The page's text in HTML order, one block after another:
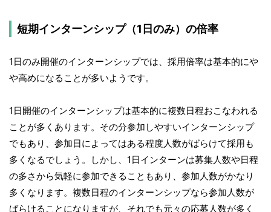
短期インターンシップ（1日のみ）の倍率
1日のみ開催のインターンシップでは、採用倍率は基本的にや
や高めになることが多いようです。
1日開催のインターンシップは基本的に複数日程おこなわれる
ことが多くあります。その分参加しやすいインターンシップ
でもあり、参加日によってはある程度人数がばらけて採用も
多くなるでしょう。しかし、1日インターンは募集人数や日程
の多さから気軽に参加できることもあり、参加人数がかなり
多くなります。複数日程のインターンシップなら参加人数が
ばらけることになりますが、それでも元々の応募人数が多く